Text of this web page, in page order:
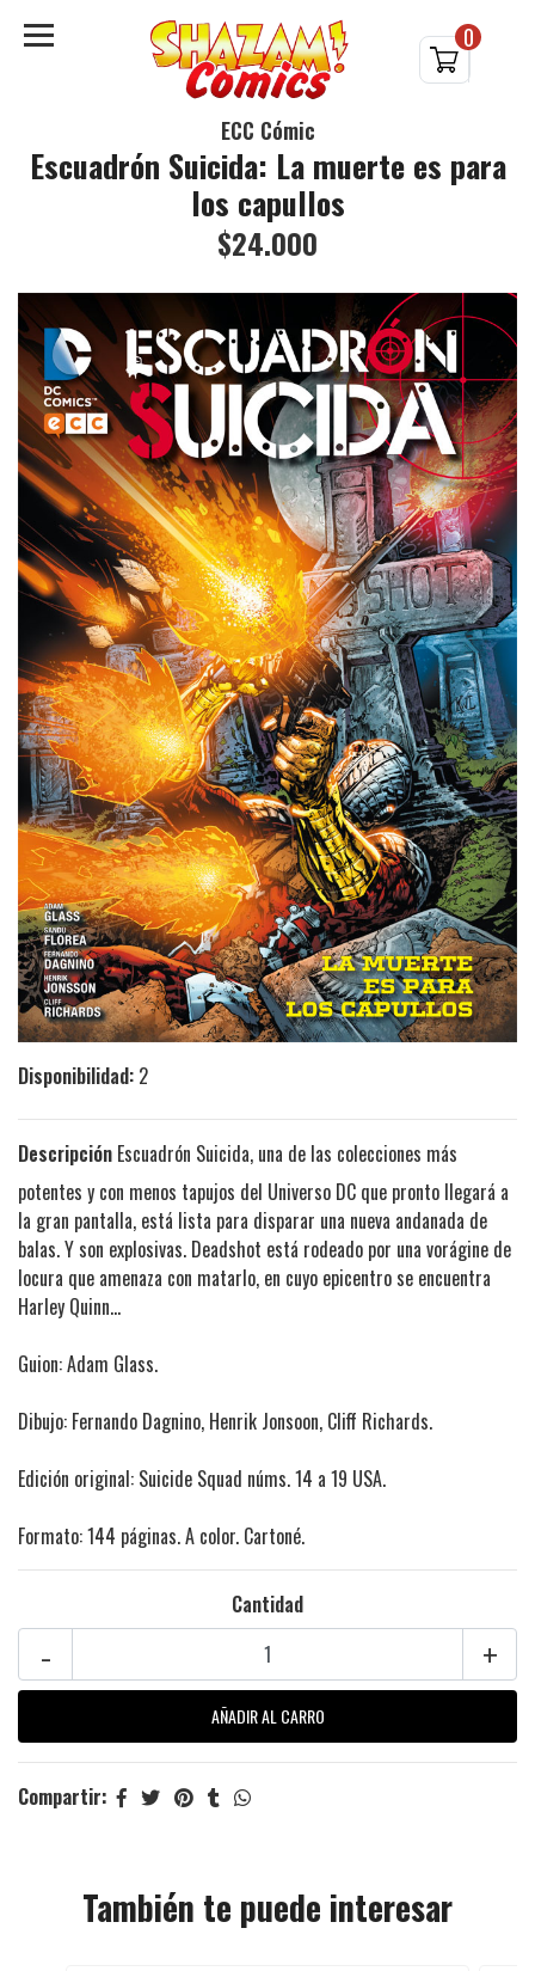
0
ECC Cómic
Escuadrón Suicida: La muerte es para
los capullos
$24.000
Disponibilidad: 2
Descripción Escuadrón Suicida, una de las colecciones más
potentes y con menos tapujos del Universo DC que pronto llegará a
la gran pantalla, está lista para disparar una nueva andanada de
balas. Y son explosivas. Deadshot está rodeado por una vorágine de
locura que amenaza con matarlo, en cuyo epicentro se encuentra
Harley Quinn...
Guion: Adam Glass.
Dibujo: Fernando Dagnino, Henrik Jonsoon, Cliff Richards.
Edición original: Suicide Squad núms. 14 a 19 USA.
Formato: 144 páginas. A color. Cartoné.
Cantidad
+
-
Compartir:
También te puede interesar